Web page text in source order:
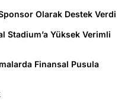
Olarak Destek Verdi
Stadium’a Yüksek Verimli
Finansal Pusula